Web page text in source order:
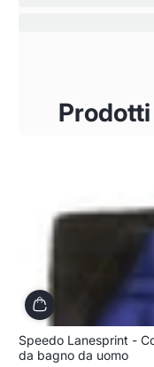
Speedo Lanesprint -
da bagno da uomo